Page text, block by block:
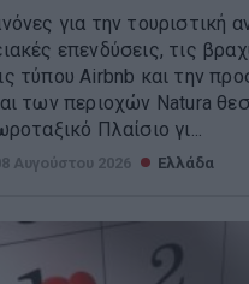
για την τουριστική
επενδύσεις, τις
τύπου Airbnb και την
των περιοχών Natura
Πλαίσιο γι...
Αυγούστου 2026 Ελλάδα